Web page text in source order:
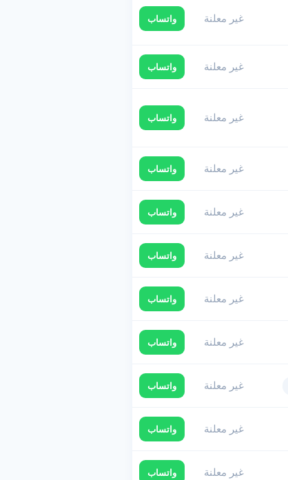
غير معلنة واتساب
غير معلنة واتساب
غير معلنة واتساب
غير معلنة واتساب
غير معلنة واتساب
غير معلنة واتساب
غير معلنة واتساب
غير معلنة واتساب
غير معلنة واتساب
غير معلنة واتساب
غير معلنة واتساب